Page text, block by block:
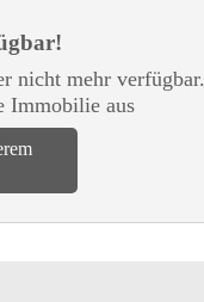
nicht mehr verfügbar.
Immobilie aus